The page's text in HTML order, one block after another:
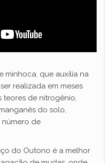
minhoca, que auxilia na
realizada em meses
teores de nitrogênio,
do solo,
número de
do Outono é a melhor